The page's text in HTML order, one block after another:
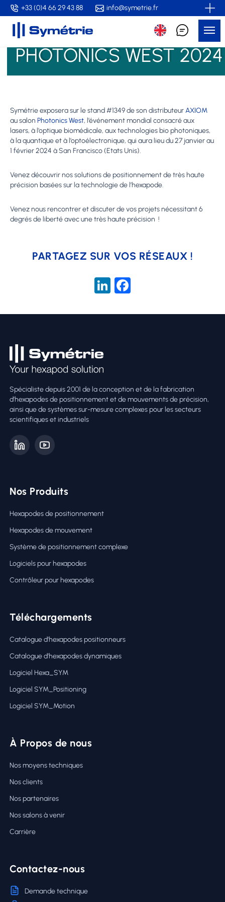
Skip
to
content
+33 (0)4 66 29 43 88 info@symetrie.fr
PHOTONICS WEST 2024
Symétrie exposera sur le stand #1349 de son distributeurAXIOM
au salonPhotonics West, l’événement mondial consacré aux
lasers, à l’optique biomédicale, aux technologies bio photoniques,
à la quantique et à l’optoélectronique, qui aura lieu du 27 janvier au
1 février 2024 à San Francisco (Etats Unis).
Venez découvrir nos solutions de positionnement de très haute
précision basées sur la technologie de l’hexapode.
Venez nous rencontrer et discuter de vos projets nécessitant 6
degrés de liberté avec une très haute précision !
PARTAGEZ SUR VOS RÉSEAUX !
LinkedIn
Spécialiste depuis 2001 de la conception et de la fabrication
d’hexapodes de positionnement et de mouvements de précision,
ainsi que de systèmes sur-mesure complexes pour les secteurs
scientifiques et industriels
Nos Produits
Hexapodes de positionnement
Hexapodes de mouvement
Système de positionnement complexe
Logiciels pour hexapodes
Contrôleur pour hexapodes
Téléchargements
Catalogue d’hexapodes positionneurs
Catalogue d’hexapodes dynamiques
Logiciel Hexa_SYM
Logiciel SYM_Positioning
Logiciel SYM_Motion
À Propos de nous
Nos moyens techniques
Nos clients
Nos partenaires
Nos salons à venir
Carrière
Contactez-nous
Demande technique